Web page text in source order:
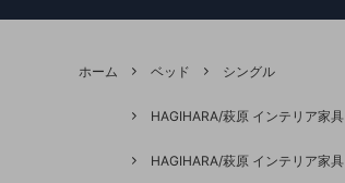
ホーム ベッド シングル
HAGIHARA/萩原 インテリア家具
HAGIHARA/萩原 インテリア家具